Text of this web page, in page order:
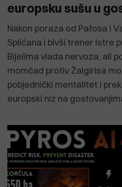
europsku sušu u
Nakon poraza od Pafosa i
Splićana i bivši trener Istre
Bijelima vlada nervoza, ali
momčad protiv Žalgirisa
pobjednički mentalitet i
europski niz na